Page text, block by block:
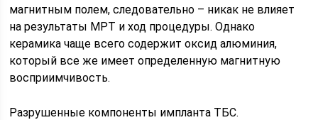
магнитным полем, следовательно – никак не влияет
на результаты МРТ и ход процедуры. Однако
керамика чаще всего содержит оксид алюминия,
который все же имеет определенную магнитную
восприимчивость.
Разрушенные компоненты импланта ТБС.